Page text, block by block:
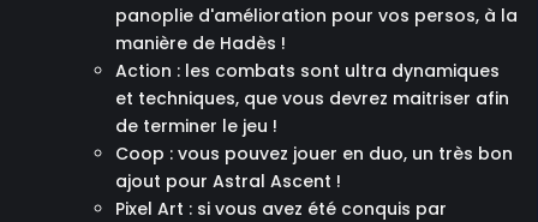
panoplie d'amélioration pour vos persos, à la
manière de Hadès !
Action : les combats sont ultra dynamiques
et techniques, que vous devrez maitriser afin
de terminer le jeu !
Coop : vous pouvez jouer en duo, un très bon
ajout pour Astral Ascent !
Pixel Art : si vous avez été conquis par